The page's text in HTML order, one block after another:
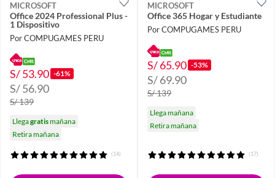
MICROSOFT
Office 2024 Professional Plus -
1 Dispositivo
Por COMPUGAMES PERU
S/ 53.90 -61%
S/ 56.90
S/ 139
Llegagratismañana
Retira mañana
(14)
MICROSOFT
Office 365 Hogar y Estudiante
Por COMPUGAMES PERU
S/ 65.90 -53%
S/ 69.90
S/ 139
Llega mañana
Retira mañana
(17)